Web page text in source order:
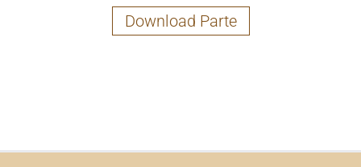
Download Parte